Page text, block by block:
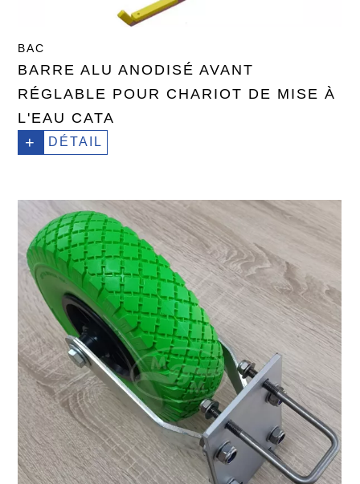
BAC
BARRE ALU ANODISÉ AVANT
RÉGLABLE POUR CHARIOT DE MISE À
L'EAU CATA
+ DÉTAIL